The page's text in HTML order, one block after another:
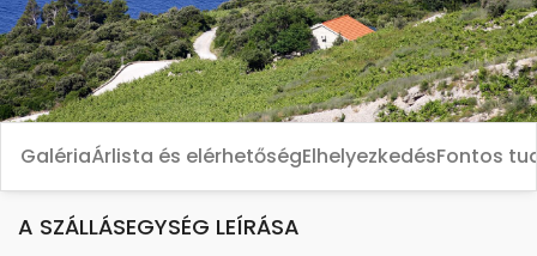
GalériaÁrlista és elérhetőségElhelyezkedésFontos
A SZÁLLÁSEGYSÉG LEÍRÁSA